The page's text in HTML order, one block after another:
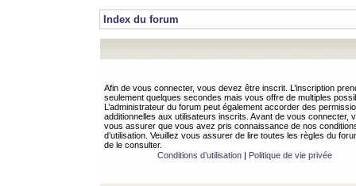
Index du forum
Afin de vous connecter, vous devez être inscrit. L’inscription
seulement quelques secondes mais vous offre de multiples
L’administrateur du forum peut également accorder des
additionnelles aux utilisateurs inscrits. Avant de vous connecter,
vous assurer que vous avez pris connaissance de nos
d’utilisation. Veuillez vous assurer de lire toutes les règles du
de le consulter.
Conditions d’utilisation| Politique de vie privée